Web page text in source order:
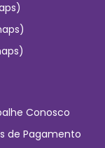
Conosco
de Pagamento